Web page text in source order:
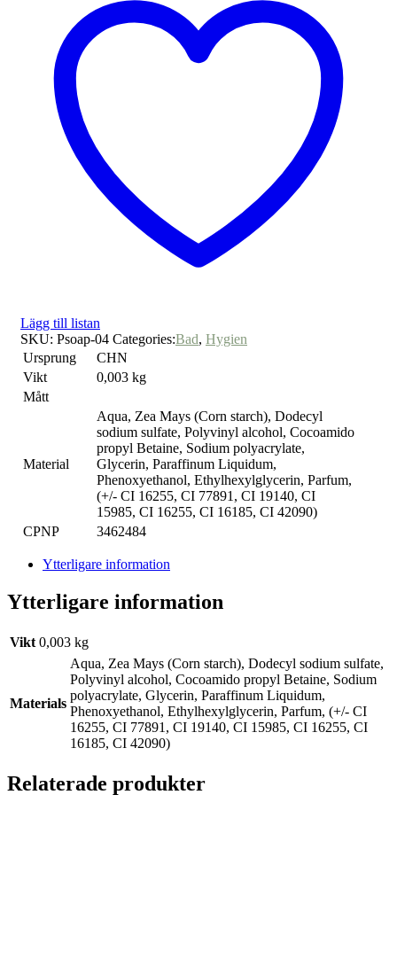
Lägg till listan
SKU: Psoap-04 Categories:Bad, Hygien
Ursprung
CHN
Vikt
0,003 kg
Mått
Material
Aqua, Zea Mays (Corn starch), Dodecyl
sodium sulfate, Polyvinyl alcohol, Cocoamido
propyl Betaine, Sodium polyacrylate,
Glycerin, Paraffinum Liquidum,
Phenoxyethanol, Ethylhexylglycerin, Parfum,
(+/- CI 16255, CI 77891, CI 19140, CI
15985, CI 16255, CI 16185, CI 42090)
CPNP
3462484
Ytterligare information
Ytterligare information
Vikt 0,003 kg
Materials
Aqua, Zea Mays (Corn starch), Dodecyl sodium sulfate,
Polyvinyl alcohol, Cocoamido propyl Betaine, Sodium
polyacrylate, Glycerin, Paraffinum Liquidum,
Phenoxyethanol, Ethylhexylglycerin, Parfum, (+/- CI
16255, CI 77891, CI 19140, CI 15985, CI 16255, CI
16185, CI 42090)
Relaterade produkter